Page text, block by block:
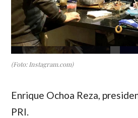
(Foto: Instagram.com)
Enrique Ochoa Reza,
PRI.